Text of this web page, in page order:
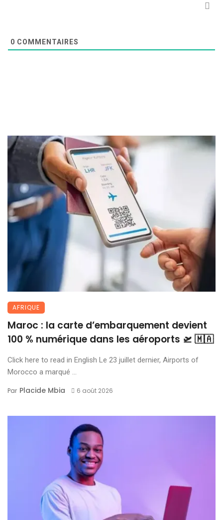
0 COMMENTAIRES
AFRIQUE
Maroc : la carte d’embarquement devient
100 % numérique dans les aéroports 🛫 🇲🇦
Click here to read in English Le 23 juillet dernier, Airports of
Morocco a marqué ...
Par Placide Mbia 6 août 2026